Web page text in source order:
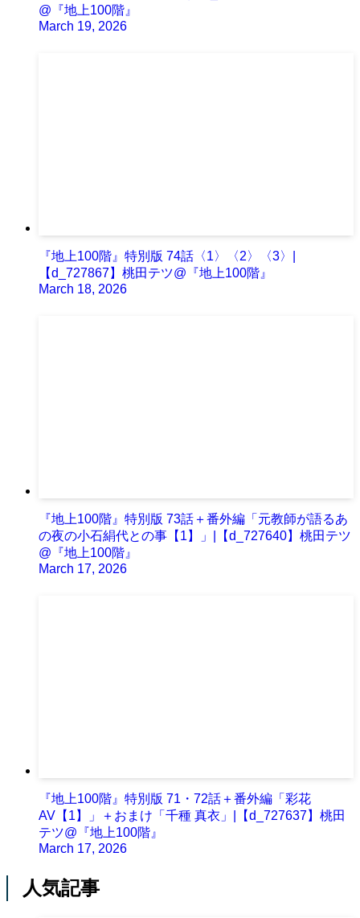
@『地上100階』
March 19, 2026
『地上100階』特別版 74話〈1〉〈2〉〈3〉|
【d_727867】桃田テツ@『地上100階』
March 18, 2026
『地上100階』特別版 73話＋番外編「元教師が語るあ
の夜の小石絹代との事【1】」|【d_727640】桃田テツ
@『地上100階』
March 17, 2026
『地上100階』特別版 71・72話＋番外編「彩花
AV【1】」＋おまけ「千種 真衣」|【d_727637】桃田
テツ@『地上100階』
March 17, 2026
人気記事